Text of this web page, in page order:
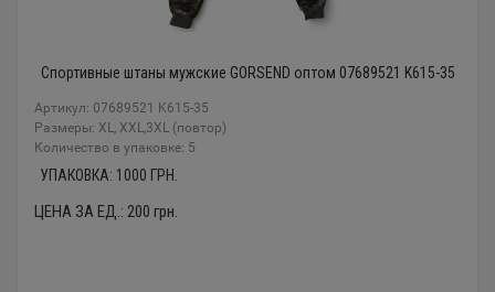
Спортивные штаны мужские GORSEND оптом 07689521 K615-35
Артикул: 07689521 K615-35
Размеры: XL, XXL,3XL (повтор)
Количество в упаковке: 5
УПАКОВКА: 1000 ГРН.
ЦЕНА ЗА ЕД.: 200 грн.